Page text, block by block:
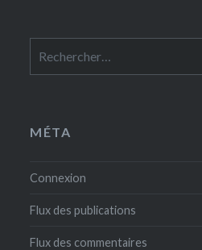
MÉTA
Connexion
Flux des publications
Flux des commentaires